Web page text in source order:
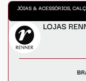
JÓIAS & ACESSÓRIOS,
LOJAS